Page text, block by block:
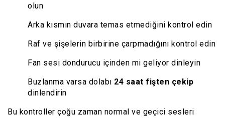
olun
Arka kısmın duvara temas etmediğini kontrol edin
Raf ve şişelerin birbirine çarpmadığını kontrol edin
Fan sesi dondurucu içinden mi geliyor dinleyin
Buzlanma varsa dolabı 24 saat fişten çekip
dinlendirin
Bu kontroller çoğu zaman normal ve geçici sesleri